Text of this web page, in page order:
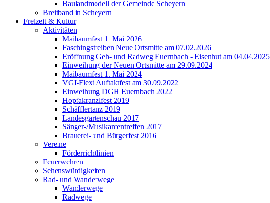
Baulandmodell der Gemeinde Scheyern
Breitband in Scheyern
Freizeit & Kultur
Aktivitäten
Maibaumfest 1. Mai 2026
Faschingstreiben Neue Ortsmitte am 07.02.2026
Eröffnung Geh- und Radweg Euernbach - Eisenhut am 04.04.2025
Einweihung der Neuen Ortsmitte am 29.09.2024
Maibaumfest 1. Mai 2024
VGI-Flexi Auftaktfest am 30.09.2022
Einweihung DGH Euernbach 2022
Hopfakranzlfest 2019
Schäfflertanz 2019
Landesgartenschau 2017
Sänger-/Musikantentreffen 2017
Brauerei- und Bürgerfest 2016
Vereine
Förderrichtlinien
Feuerwehren
Sehenswürdigkeiten
Rad- und Wanderwege
Wanderwege
Radwege